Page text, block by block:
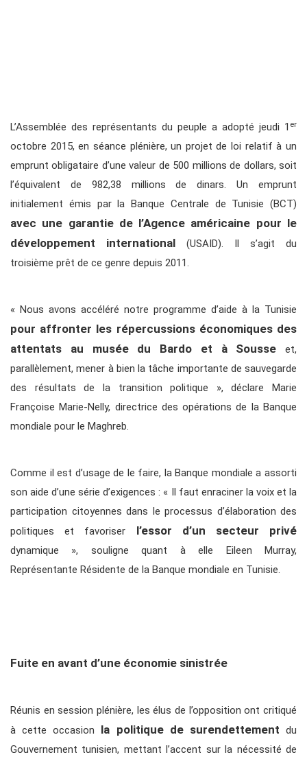
L’Assemblée des représentants du peuple a adopté jeudi 1 er
octobre 2015, en séance plénière, un projet de loi relatif à un
emprunt obligataire d’une valeur de 500 millions de dollars, soit
l’équivalent de 982,38 millions de dinars. Un emprunt
initialement émis par la Banque Centrale de Tunisie (BCT)
avec une garantie de l’Agence américaine pour le
développement international (USAID). Il s’agit du
troisième prêt de ce genre depuis 2011.
« Nous avons accéléré notre programme d’aide à la Tunisie
pour affronter les répercussions économiques des
attentats au musée du Bardo et à Sousse et,
parallèlement, mener à bien la tâche importante de sauvegarde
des résultats de la transition politique », déclare Marie
Françoise Marie-Nelly, directrice des opérations de la Banque
mondiale pour le Maghreb.
Comme il est d’usage de le faire, la Banque mondiale a assorti
son aide d’une série d’exigences : « Il faut enraciner la voix et la
participation citoyennes dans le processus d’élaboration des
politiques et favoriser l’essor d’un secteur privé
dynamique », souligne quant à elle Eileen Murray,
Représentante Résidente de la Banque mondiale en Tunisie.
Fuite en avant d’une économie sinistrée
Réunis en session plénière, les élus de l’opposition ont critiqué
à cette occasion la politique de surendettementdu
Gouvernement tunisien, mettant l’accent sur la nécessité de